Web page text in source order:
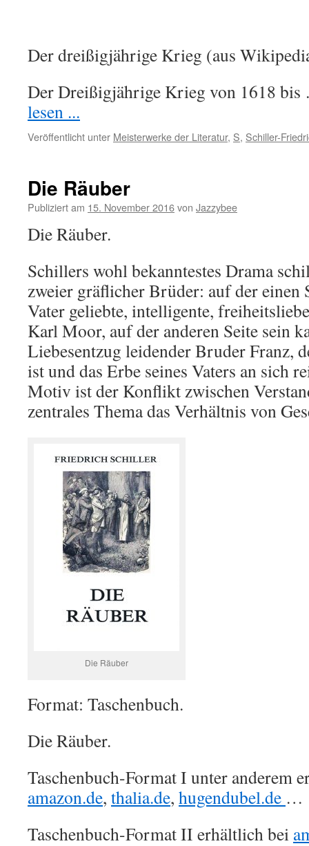
Der dreißigjährige Krieg (aus
Der Dreißigjährige Krieg von 1618
lesen ...
Veröffentlicht unter Meisterwerke der Literatur, S, Schiller-
Die Räuber
Publiziert am 15. November 2016von Jazzybee
Die Räuber.
Schillers wohl bekanntestes Drama
zweier gräflicher Brüder: auf der einen
Vater geliebte, intelligente,
Karl Moor, auf der anderen Seite sein
Liebesentzug leidender Bruder Franz,
ist und das Erbe seines Vaters an sich
Motiv ist der Konflikt zwischen
zentrales Thema das Verhältnis von
Die Räuber
Format: Taschenbuch.
Die Räuber.
Taschenbuch-Format I unter anderem
amazon.de, thalia.de, hugendubel.de …
Taschenbuch-Format II erhältlich bei